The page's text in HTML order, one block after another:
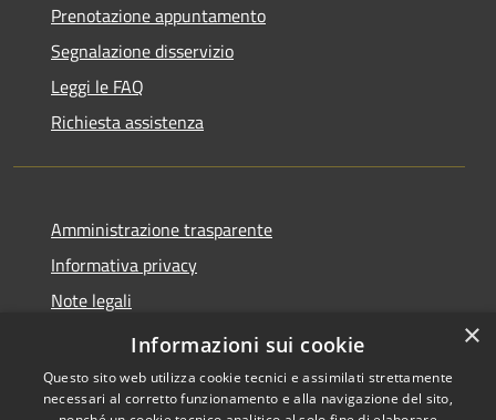
Prenotazione appuntamento
Segnalazione disservizio
Leggi le FAQ
Richiesta assistenza
Amministrazione trasparente
Informativa privacy
Note legali
Dichiarazione di accessibilità
×
Informazioni sui cookie
Questo sito web utilizza cookie tecnici e assimilati strettamente
necessari al corretto funzionamento e alla navigazione del sito,